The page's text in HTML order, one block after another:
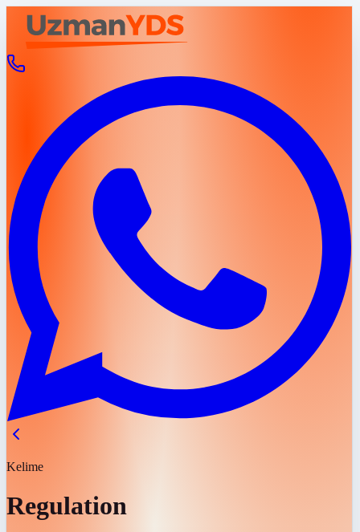
Kelime
Regulation